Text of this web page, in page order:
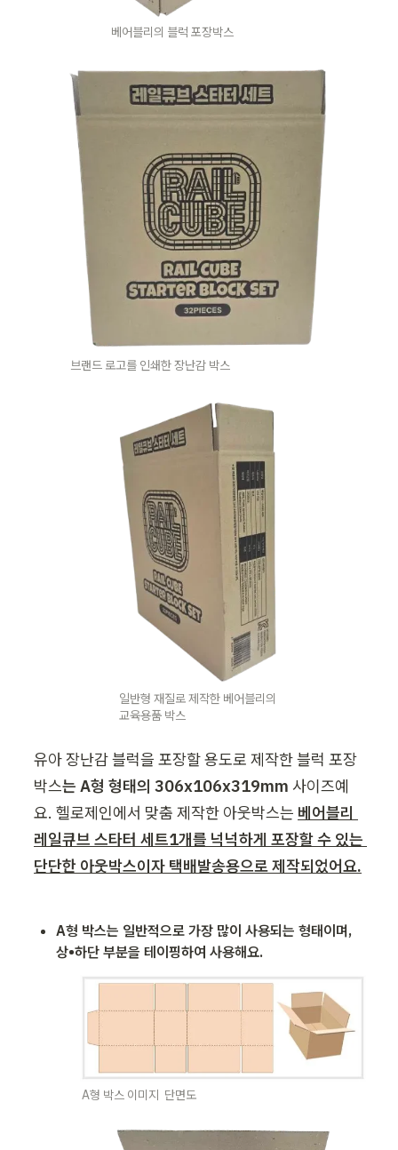
베어블리의 블럭 포장박스
브랜드 로고를 인쇄한 장난감 박스
일반형 재질로 제작한 베어블리의
교육용품 박스
유아 장난감 블럭을 포장할 용도로 제작한 블럭 포장
박스는 A형 형태의 306x106x319mm 사이즈예
요. 헬로제인에서 맞춤 제작한 아웃박스는 베어블리
레일큐브 스타터 세트1개를 넉넉하게 포장할 수 있는
단단한 아웃박스이자 택배발송용으로 제작되었어요.
A형 박스는 일반적으로 가장 많이 사용되는 형태이며,
상•하단 부분을 테이핑하여 사용해요.
A형 박스 이미지  단면도